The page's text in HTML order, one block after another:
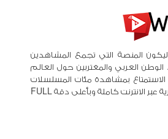
المنصة التي تجمع المشاهدين
العربي والمغتربين حول العالم
بمشاهدة مئات المسلسلات
والأعمال العربية الحصرية عبر الانترنت كاملة وبأعلى دقة FULL